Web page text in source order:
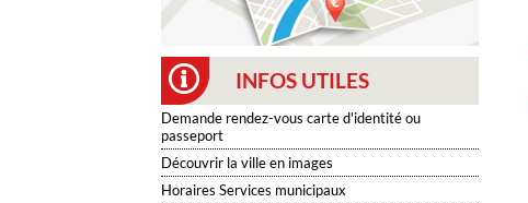
INFOS UTILES
Demande rendez-vous carte d'identité ou
passeport
Découvrir la ville en images
Horaires Services municipaux